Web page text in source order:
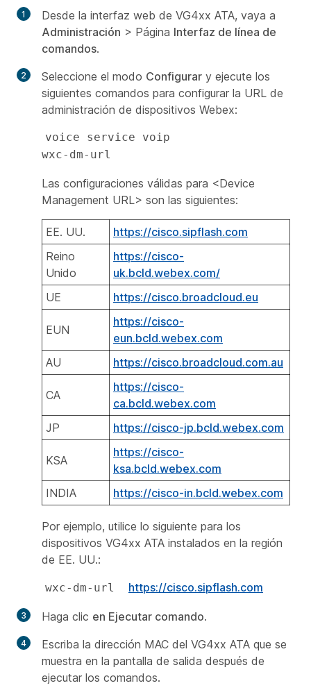
Desde la interfaz web de VG4xx ATA, vaya a
Administración > Página Interfaz de línea de
comandos.
Seleccione el modo Configurar y ejecute los
siguientes comandos para configurar la URL de
administración de dispositivos Webex:
voice service voip
wxc-dm-url
Las configuraciones válidas para <Device
Management URL> son las siguientes:
EE. UU.
https://cisco.sipflash.com
Reino
Unido
https://cisco-
uk.bcld.webex.com/
UE
https://cisco.broadcloud.eu
EUN
https://cisco-
eun.bcld.webex.com
AU
https://cisco.broadcloud.com.au
CA
https://cisco-
ca.bcld.webex.com
JP
https://cisco-jp.bcld.webex.com
KSA
https://cisco-
ksa.bcld.webex.com
INDIA
https://cisco-in.bcld.webex.com
Por ejemplo, utilice lo siguiente para los
dispositivos VG4xx ATA instalados en la región
de EE. UU.:
wxc-dm-url https://cisco.sipflash.com
Haga clic en Ejecutar comando.
Escriba la dirección MAC del VG4xx ATA que se
muestra en la pantalla de salida después de
ejecutar los comandos.